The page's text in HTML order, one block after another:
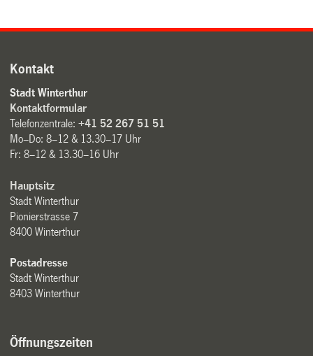
Kontakt
Stadt Winterthur
Kontaktformular
Telefonzentrale:+41 52 267 51 51
Mo–Do: 8–12 & 13.30–17 Uhr
Fr: 8–12 & 13.30–16 Uhr
Hauptsitz
Stadt Winterthur
Pionierstrasse 7
8400 Winterthur
Postadresse
Stadt Winterthur
8403 Winterthur
Öffnungszeiten